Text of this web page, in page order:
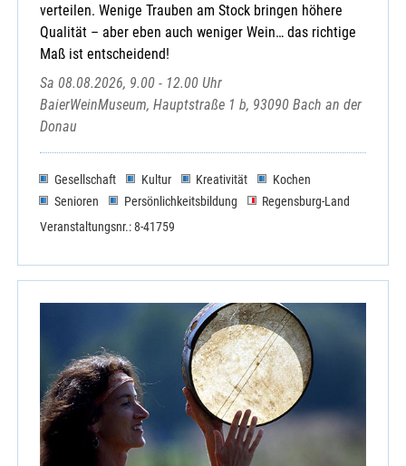
verteilen. Wenige Trauben am Stock bringen höhere
Qualität – aber eben auch weniger Wein… das richtige
Maß ist entscheidend!
Sa 08.08.2026, 9.00 - 12.00 Uhr
BaierWeinMuseum, Hauptstraße 1 b, 93090 Bach an der
Donau
Gesellschaft Kultur Kreativität
Kochen
Senioren
Persönlichkeitsbildung
Regensburg-Land
Veranstaltungsnr.: 8-41759